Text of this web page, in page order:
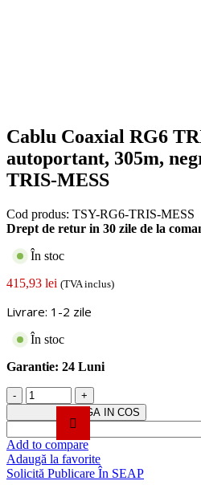
Cablu Coaxial RG6
autoportant, 305m,
TRIS-MESS
Cod produs: TSY-RG6-TRIS-MESS
Drept de retur in 30 zile de la
În stoc
415,93 lei (TVA inclus)
Livrare: 1-2 zile
În stoc
Garantie: 24 Luni
Cantitate
Cablu
Coaxial
RG6
TRISHIELD
autoportant,
305m,
ADAUGA IN COS
Add to compare
Adaugă la favorite
Solicită Publicare În SEAP